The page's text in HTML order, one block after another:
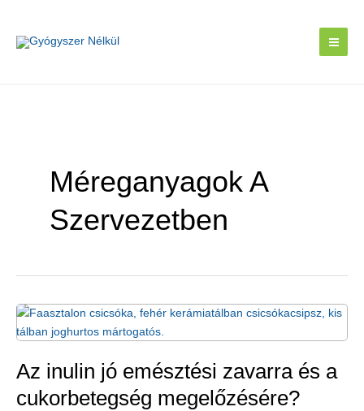
content
Méreganyagok A
Szervezetben
Az inulin jó emésztési zavarra és a
cukorbetegség megelőzésére?